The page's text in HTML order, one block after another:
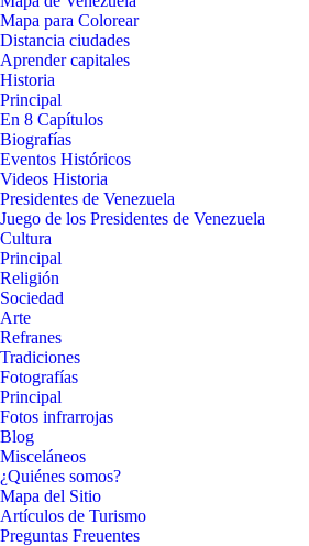
Mapa para Colorear
Distancia ciudades
Aprender capitales
Historia
Principal
En 8 Capítulos
Biografías
Eventos Históricos
Videos Historia
Presidentes de Venezuela
Juego de los Presidentes de Venezuela
Cultura
Principal
Religión
Sociedad
Arte
Refranes
Tradiciones
Fotografías
Principal
Fotos infrarrojas
Blog
Misceláneos
¿Quiénes somos?
Mapa del Sitio
Artículos de Turismo
Preguntas Freuentes